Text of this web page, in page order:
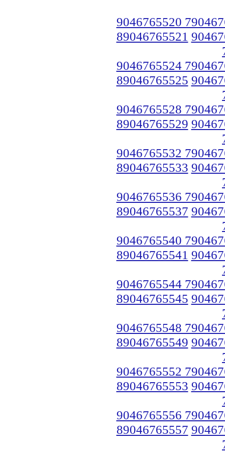
9046765520
89046765521
9046765524
89046765525
9046765528
89046765529
9046765532
89046765533
9046765536
89046765537
9046765540
89046765541
9046765544
89046765545
9046765548
89046765549
9046765552
89046765553
9046765556
89046765557